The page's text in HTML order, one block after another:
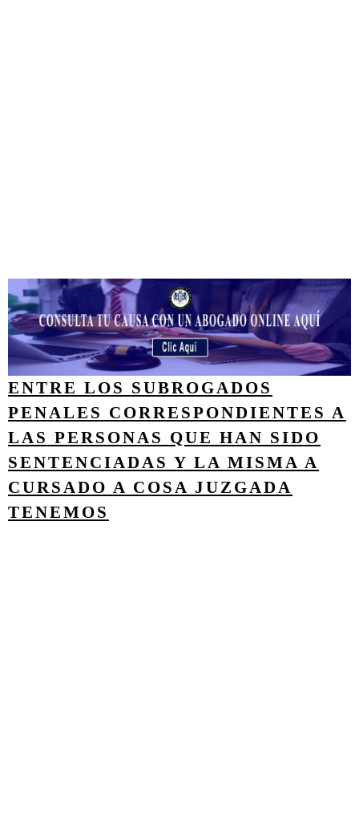
ENTRE LOS SUBROGADOS
PENALES CORRESPONDIENTES A
LAS PERSONAS QUE HAN SIDO
SENTENCIADAS Y LA MISMA A
CURSADO A COSA JUZGADA
TENEMOS